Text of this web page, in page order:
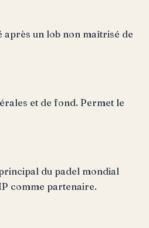
après un lob non maîtrisé de
et de fond. Permet le
du padel mondial
comme partenaire.